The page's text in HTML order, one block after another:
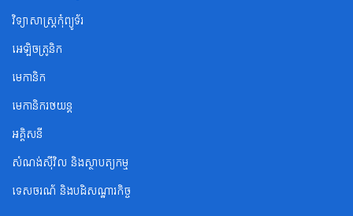
វិទ្យាសាស្ត្រកុំព្យូទ័រ
អេឡិចត្រូនិក
មេកានិក
មេកានិករថយន្ត
អគ្គិសនី
សំណង់ស៊ីវិល និងស្ថាបត្យកម្ម
ទេសចរណ័ និងបដិសណ្ឋារកិច្ច